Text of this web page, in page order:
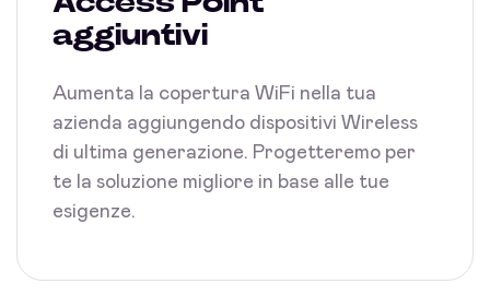
aggiuntivi
Aumenta la copertura WiFi nella tua
azienda aggiungendo dispositivi Wireless
di ultima generazione. Progetteremo per
te la soluzione migliore in base alle tue
esigenze.